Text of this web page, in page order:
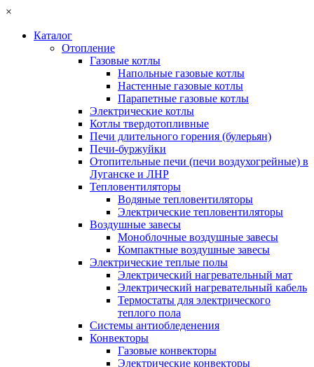
×
Каталог
Отопление
Газовые котлы
Напольные газовые котлы
Настенные газовые котлы
Парапетные газовые котлы
Электрические котлы
Котлы твердотопливные
Печи длительного горения (булерьян)
Печи-буржуйки
Отопительные печи (печи воздухогрейные) в
Луганске и ЛНР
Тепловентиляторы
Водяные тепловентиляторы
Электрические тепловентиляторы
Воздушные завесы
Моноблочные воздушные завесы
Компактные воздушные завесы
Электрические теплые полы
Электрический нагревательный мат
Электрический нагревательный кабель
Термостаты для электрического
теплого пола
Системы антиобледенения
Конвекторы
Газовые конвекторы
Электрические конвекторы